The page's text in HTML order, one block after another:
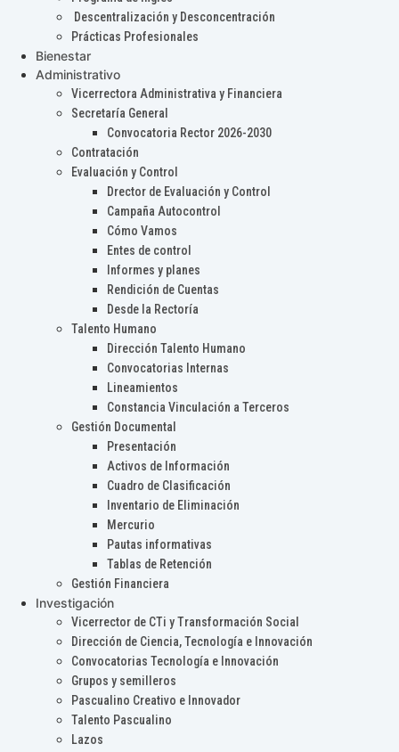
Descentralización y Desconcentración
Prácticas Profesionales
Bienestar
Administrativo
Vicerrectora Administrativa y Financiera
Secretaría General
Convocatoria Rector 2026-2030
Contratación
Evaluación y Control
Drector de Evaluación y Control
Campaña Autocontrol
Cómo Vamos
Entes de control
Informes y planes
Rendición de Cuentas
Desde la Rectoría
Talento Humano
Dirección Talento Humano
Convocatorias Internas
Lineamientos
Constancia Vinculación a Terceros
Gestión Documental
Presentación
Activos de Información
Cuadro de Clasificación
Inventario de Eliminación
Mercurio
Pautas informativas
Tablas de Retención
Gestión Financiera
Investigación
Vicerrector de CTi y Transformación Social
Dirección de Ciencia, Tecnología e Innovación
Convocatorias Tecnología e Innovación
Grupos y semilleros
Pascualino Creativo e Innovador
Talento Pascualino
Lazos